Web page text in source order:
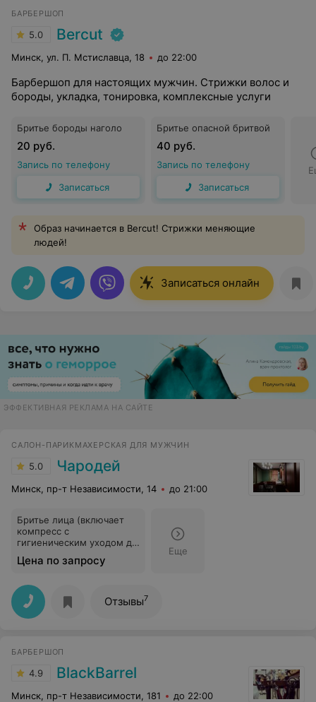
БАРБЕРШОП
5.0 Bercut
Минск, ул. П. Мстиславца, 18 до 22:00
Барбершоп для настоящих мужчин. Стрижки волос и
бороды, укладка, тонировка, комплексные услуги
Бритье бороды наголо
20 руб.
Запись по телефону
Записаться
Бритье опасной бритвой
40 руб.
Запись по телефону
Записаться
Образ начинается в Bercut! Стрижки меняющие
людей!
Записаться онлайн
ЭФФЕКТИВНАЯ РЕКЛАМА НА САЙТЕ
САЛОН-ПАРИКМАХЕРСКАЯ ДЛЯ МУЖЧИН
5.0 Чародей
Минск, пр-т Независимости, 14 до 21:00
Бритье лица (включает
компресс с
гигиеническим уходом до
Цена по запросу
Еще
Отзывы7
БАРБЕРШОП
4.9 BlackBarrel
Минск, пр-т Независимости, 181 до 22:00